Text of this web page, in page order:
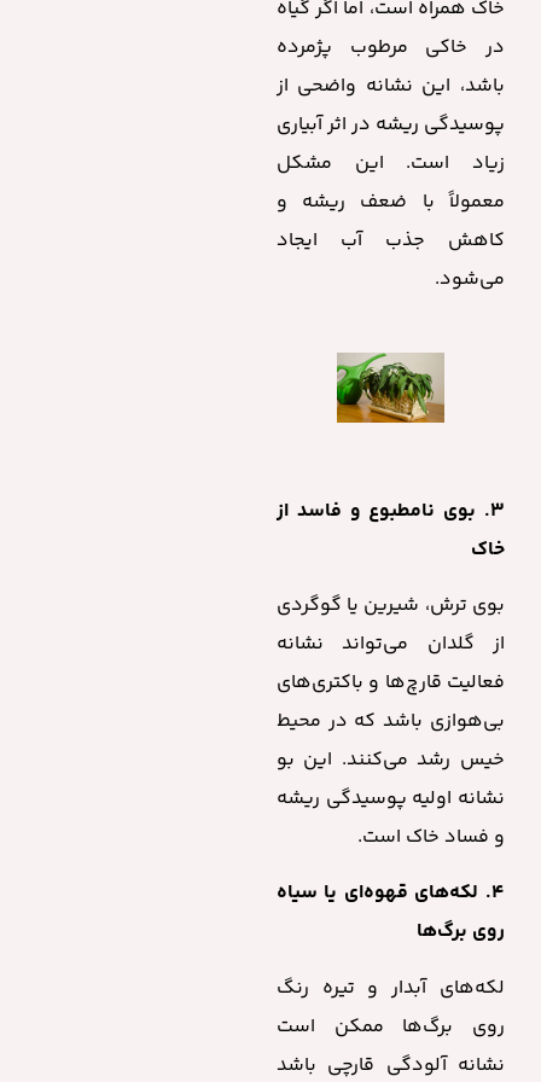
خاک همراه است، اما اگر گیاه
در خاکی مرطوب پژمرده
باشد، این نشانه واضحی از
پوسیدگی ریشه در اثر آبیاری
زیاد است. این مشکل
معمولاً با ضعف ریشه و
کاهش جذب آب ایجاد
می‌شود.
۳. بوی نامطبوع و فاسد از
خاک
بوی ترش، شیرین یا گوگردی
از گلدان می‌تواند نشانه
فعالیت قارچ‌ها و باکتری‌های
بی‌هوازی باشد که در محیط
خیس رشد می‌کنند. این بو
نشانه اولیه پوسیدگی ریشه
و فساد خاک است.
۴. لکه‌های قهوه‌ای یا سیاه
روی برگ‌ها
لکه‌های آبدار و تیره رنگ
روی برگ‌ها ممکن است
نشانه آلودگی قارچی باشد